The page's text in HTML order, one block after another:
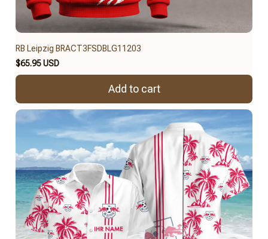
RB Leipzig BRACT3FSDBLG11203
$65.95 USD
Add to cart